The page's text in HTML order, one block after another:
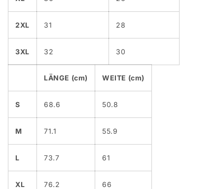
2XL 31 28
3XL 32 30
LÄNGE (cm) WEITE (cm)
S 68.6 50.8
M 71.1 55.9
L 73.7 61
XL 76.2 66